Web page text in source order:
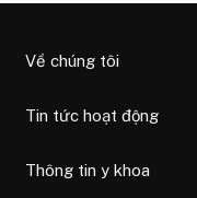
Về chúng tôi
Tin tức hoạt động
Thông tin y khoa